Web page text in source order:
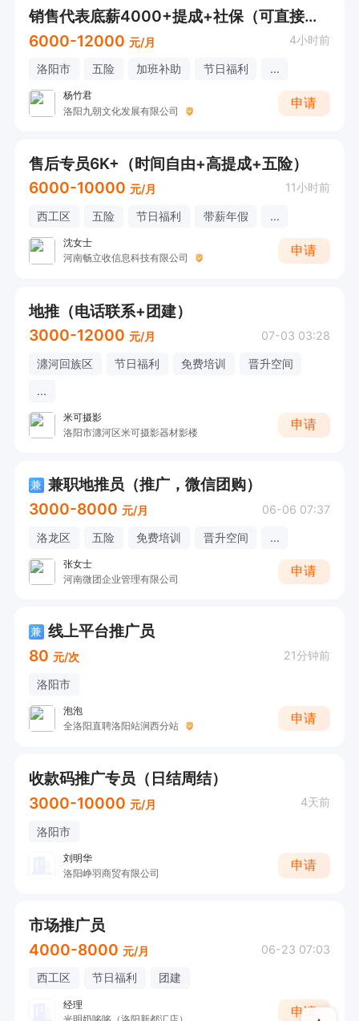
销售代表底薪4000+提成+社保（可直接打电话沟通）
6000-12000 元/月 4小时前
洛阳市 五险 加班补助 节日福利 ...
杨竹君
洛阳九朝文化发展有限公司
申请
售后专员6K+（时间自由+高提成+五险）
6000-10000 元/月 11小时前
西工区 五险 节日福利 带薪年假 ...
沈女士
河南畅立收信息科技有限公司
申请
地推（电话联系+团建）
3000-12000 元/月 07-03 03:28
瀍河回族区 节日福利 免费培训
晋升空间
...
米可摄影
洛阳市瀍河区米可摄影器材影楼
申请
兼 兼职地推员（推广，微信团购）
3000-8000 元/月 06-06 07:37
洛龙区 五险 免费培训 晋升空间 ...
张女士
河南微团企业管理有限公司
申请
兼 线上平台推广员
80 元/次 21分钟前
洛阳市
泡泡
全洛阳直聘洛阳站涧西分站
申请
收款码推广专员（日结周结）
3000-10000 元/月 4天前
洛阳市
刘明华
洛阳峥羽商贸有限公司
申请
市场推广员
4000-8000 元/月 06-23 07:03
西工区 节日福利 团建
经理
申请